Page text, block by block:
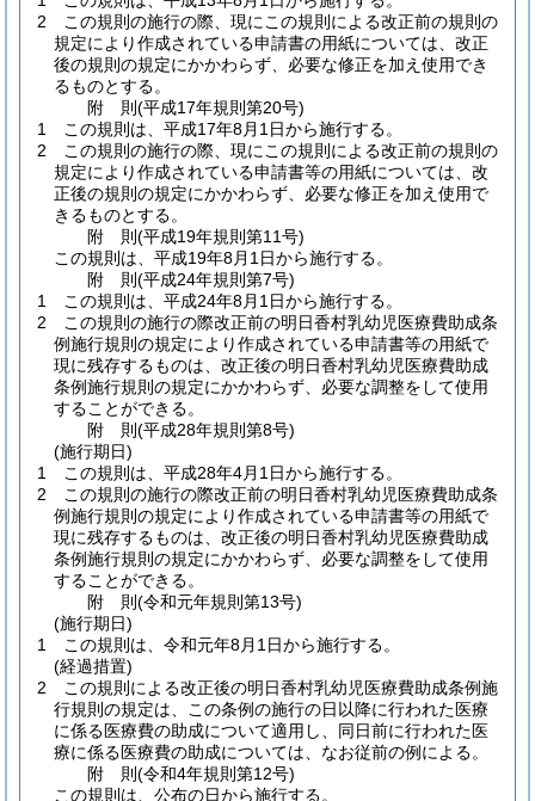
2
この規則の施行の際、現にこの規則による改正前の規則の
規定により作成されている申請書の用紙については、改正
後の規則の規定にかかわらず、必要な修正を加え使用でき
るものとする。
附 則(平成17年規則第20号)
1
この規則は、平成17年8月1日から施行する。
2
この規則の施行の際、現にこの規則による改正前の規則の
規定により作成されている申請書等の用紙については、改
正後の規則の規定にかかわらず、必要な修正を加え使用で
きるものとする。
附 則(平成19年規則第11号)
この規則は、平成19年8月1日から施行する。
附 則(平成24年規則第7号)
1
この規則は、平成24年8月1日から施行する。
2
この規則の施行の際改正前の明日香村乳幼児医療費助成条
例施行規則の規定により作成されている申請書等の用紙で
現に残存するものは、改正後の明日香村乳幼児医療費助成
条例施行規則の規定にかかわらず、必要な調整をして使用
することができる。
附 則(平成28年規則第8号)
(施行期日)
1
この規則は、平成28年4月1日から施行する。
2
この規則の施行の際改正前の明日香村乳幼児医療費助成条
例施行規則の規定により作成されている申請書等の用紙で
現に残存するものは、改正後の明日香村乳幼児医療費助成
条例施行規則の規定にかかわらず、必要な調整をして使用
することができる。
附 則(令和元年規則第13号)
(施行期日)
1
この規則は、令和元年8月1日から施行する。
(経過措置)
2
この規則による改正後の明日香村乳幼児医療費助成条例施
行規則の規定は、この条例の施行の日以降に行われた医療
に係る医療費の助成について適用し、同日前に行われた医
療に係る医療費の助成については、なお従前の例による。
附 則(令和4年規則第12号)
この規則は、公布の日から施行する。